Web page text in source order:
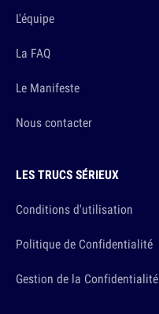
L'équipe
La FAQ
Le Manifeste
Nous contacter
LES TRUCS SÉRIEUX
Conditions d'utilisation
Politique de Confidentialité
Gestion de la Confidentialité